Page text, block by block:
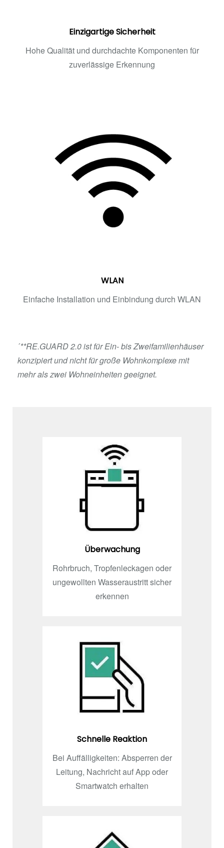
Einzigartige Sicherheit
Hohe Qualität und durchdachte Komponenten für
zuverlässige Erkennung
WLAN
Einfache Installation und Einbindung durch WLAN
´**RE.GUARD 2.0 ist für Ein- bis Zweifamilienhäuser
konzipiert und nicht für große Wohnkomplexe mit
mehr als zwei Wohneinheiten geeignet.
Überwachung
Rohrbruch, Tropfenleckagen oder
ungewollten Wasseraustritt sicher
erkennen
Schnelle Reaktion
Bei Auffälligkeiten: Absperren der
Leitung, Nachricht auf App oder
Smartwatch erhalten